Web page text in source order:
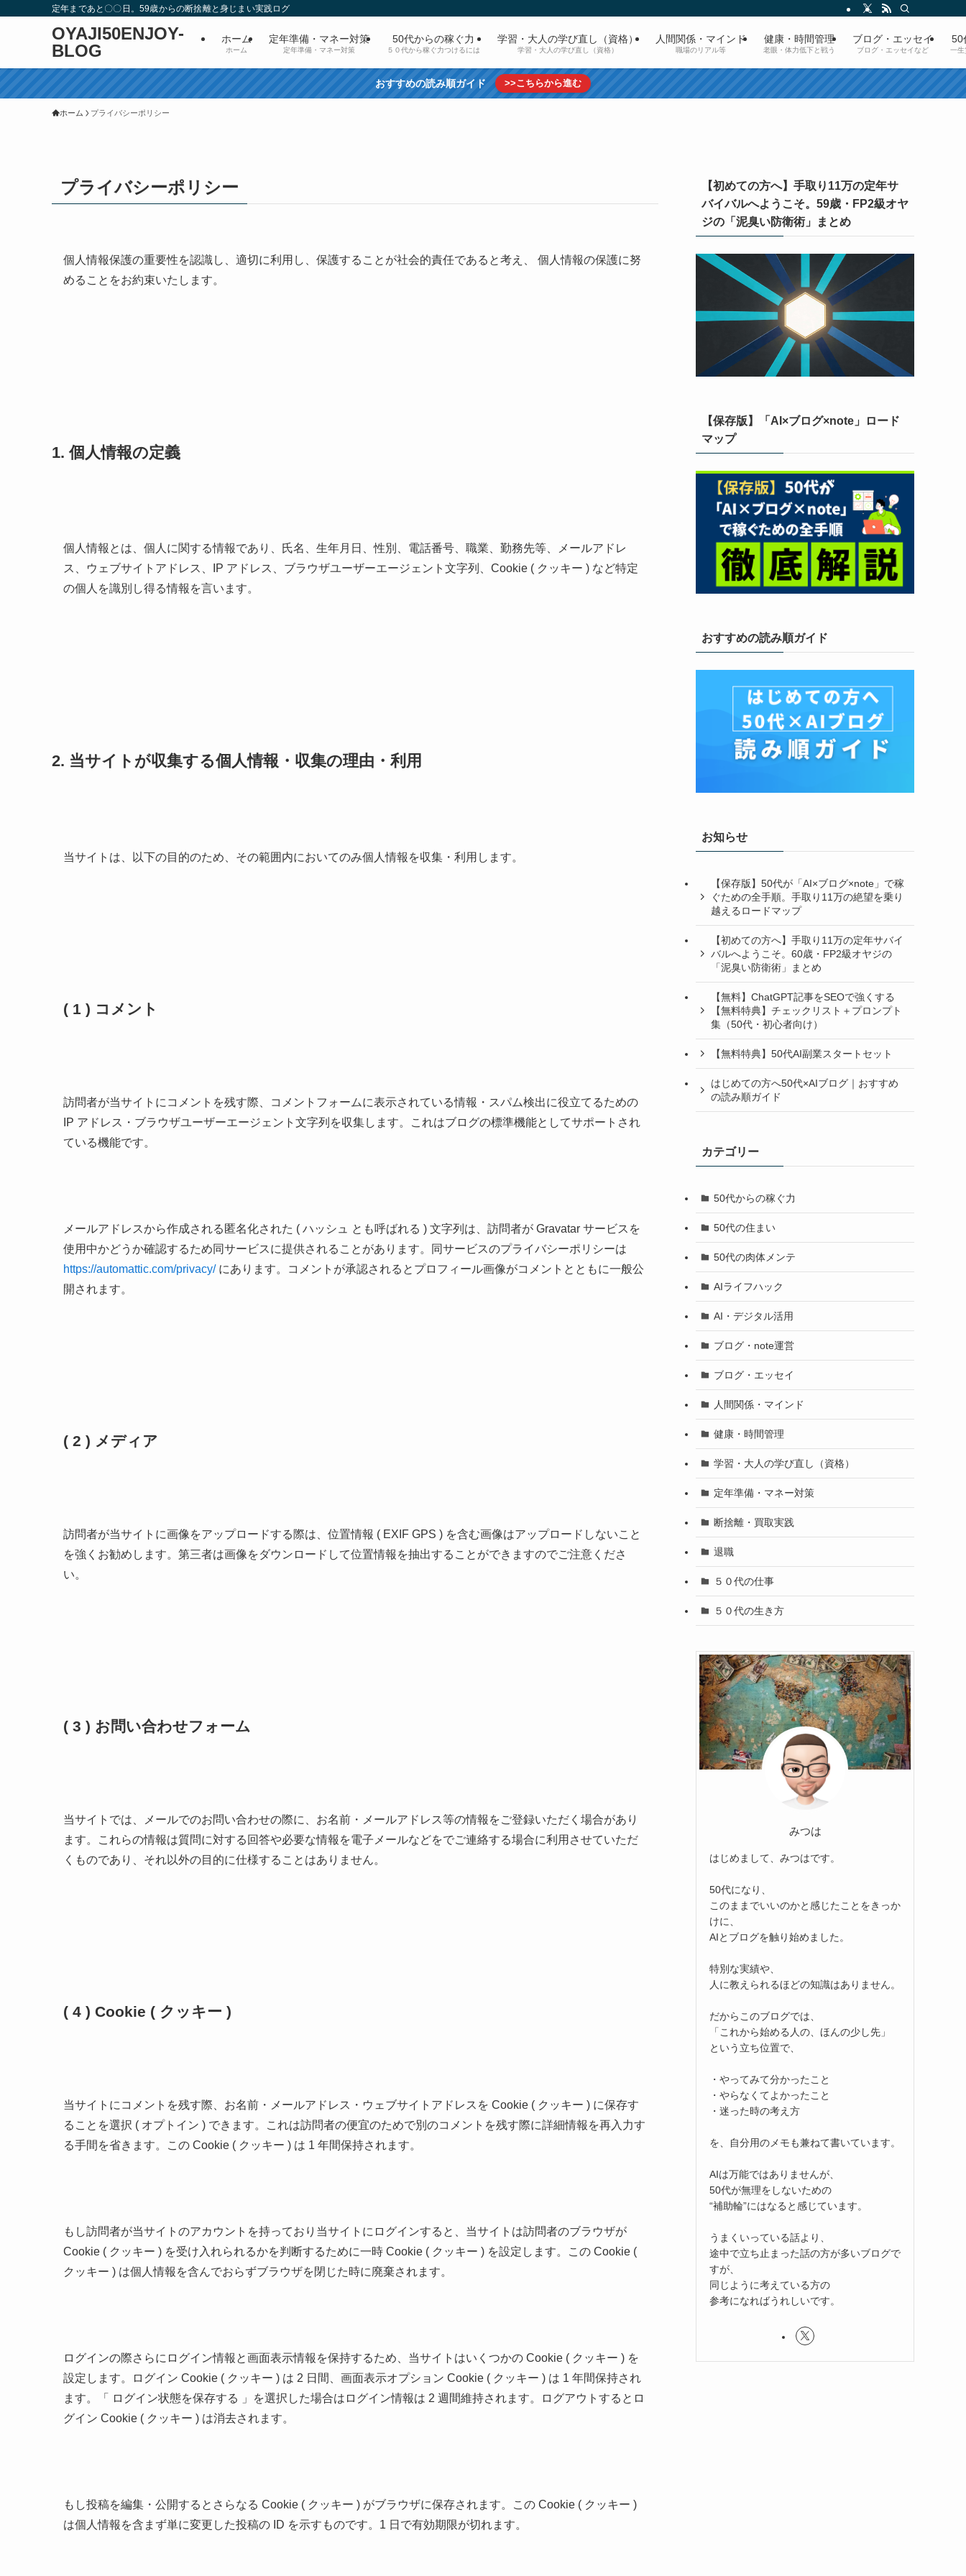
定年まであと〇〇日。59歳からの断捨離と身じまい実践ログ
OYAJI50ENJOY-
BLOG
ホーム
ホーム
定年準備・マネー対策
定年準備・マネー対策
50代からの稼ぐ力
５０代から稼ぐ力つけるには
学習・大人の学び直し（資格）
学習・大人の学び直し（資格）
人間関係・マインド
職場のリアル等
健康・時間管理
老眼・体力低下と戦う
ブログ・エッセイ
ブログ・エッセイなど
50
一生
おすすめの読み順ガイド >>こちらから進む
ホーム プライバシーポリシー
プライバシーポリシー
個人情報保護の重要性を認識し、適切に利用し、保護することが社会的責任であると考え、 個人情報の保護に努
めることをお約束いたします。
1. 個人情報の定義
個人情報とは、個人に関する情報であり、氏名、生年月日、性別、電話番号、職業、勤務先等、メールアドレ
ス、ウェブサイトアドレス、IP アドレス、ブラウザユーザーエージェント文字列、Cookie ( クッキー ) など特定
の個人を識別し得る情報を言います。
2. 当サイトが収集する個人情報・収集の理由・利用
当サイトは、以下の目的のため、その範囲内においてのみ個人情報を収集・利用します。
( 1 ) コメント
訪問者が当サイトにコメントを残す際、コメントフォームに表示されている情報・スパム検出に役立てるための
IP アドレス・ブラウザユーザーエージェント文字列を収集します。これはブログの標準機能としてサポートされ
ている機能です。
メールアドレスから作成される匿名化された ( ハッシュ とも呼ばれる ) 文字列は、訪問者が Gravatar サービスを
使用中かどうか確認するため同サービスに提供されることがあります。同サービスのプライバシーポリシーは
https://automattic.com/privacy/にあります。コメントが承認されるとプロフィール画像がコメントとともに一般公
開されます。
( 2 ) メディア
訪問者が当サイトに画像をアップロードする際は、位置情報 ( EXIF GPS ) を含む画像はアップロードしないこと
を強くお勧めします。第三者は画像をダウンロードして位置情報を抽出することができますのでご注意くださ
い。
( 3 ) お問い合わせフォーム
当サイトでは、メールでのお問い合わせの際に、お名前・メールアドレス等の情報をご登録いただく場合があり
ます。これらの情報は質問に対する回答や必要な情報を電子メールなどをでご連絡する場合に利用させていただ
くものであり、それ以外の目的に仕様することはありません。
( 4 ) Cookie ( クッキー )
当サイトにコメントを残す際、お名前・メールアドレス・ウェブサイトアドレスを Cookie ( クッキー ) に保存す
ることを選択 ( オプトイン ) できます。これは訪問者の便宜のためで別のコメントを残す際に詳細情報を再入力す
る手間を省きます。この Cookie ( クッキー ) は 1 年間保持されます。
もし訪問者が当サイトのアカウントを持っており当サイトにログインすると、当サイトは訪問者のブラウザが
Cookie ( クッキー ) を受け入れられるかを判断するために一時 Cookie ( クッキー ) を設定します。この Cookie (
クッキー ) は個人情報を含んでおらずブラウザを閉じた時に廃棄されます。
ログインの際さらにログイン情報と画面表示情報を保持するため、当サイトはいくつかの Cookie ( クッキー ) を
設定します。ログイン Cookie ( クッキー ) は 2 日間、画面表示オプション Cookie ( クッキー ) は 1 年間保持され
ます。「 ログイン状態を保存する 」を選択した場合はログイン情報は 2 週間維持されます。ログアウトするとロ
グイン Cookie ( クッキー ) は消去されます。
もし投稿を編集・公開するとさらなる Cookie ( クッキー ) がブラウザに保存されます。この Cookie ( クッキー )
は個人情報を含まず単に変更した投稿の ID を示すものです。1 日で有効期限が切れます。
【初めての方へ】手取り11万の定年サ
バイバルへようこそ。59歳・FP2級オヤ
ジの「泥臭い防衛術」まとめ
【保存版】「AI×ブログ×note」ロード
マップ
おすすめの読み順ガイド
お知らせ
【保存版】50代が「AI×ブログ×note」で稼
ぐための全手順。手取り11万の絶望を乗り
越えるロードマップ
【初めての方へ】手取り11万の定年サバイ
バルへようこそ。60歳・FP2級オヤジの
「泥臭い防衛術」まとめ
【無料】ChatGPT記事をSEOで強くする
【無料特典】チェックリスト＋プロンプト
集（50代・初心者向け）
【無料特典】50代AI副業スタートセット
はじめての方へ50代×AIブログ｜おすすめ
の読み順ガイド
カテゴリー
50代からの稼ぐ力
50代の住まい
50代の肉体メンテ
AIライフハック
AI・デジタル活用
ブログ・note運営
ブログ・エッセイ
人間関係・マインド
健康・時間管理
学習・大人の学び直し（資格）
定年準備・マネー対策
断捨離・買取実践
退職
５０代の仕事
５０代の生き方
みつは
はじめまして、みつはです。
50代になり、
このままでいいのかと感じたことをきっか
けに、
AIとブログを触り始めました。
特別な実績や、
人に教えられるほどの知識はありません。
だからこのブログでは、
「これから始める人の、ほんの少し先」
という立ち位置で、
・やってみて分かったこと
・やらなくてよかったこと
・迷った時の考え方
を、自分用のメモも兼ねて書いています。
AIは万能ではありませんが、
50代が無理をしないための
“補助輪”にはなると感じています。
うまくいっている話より、
途中で立ち止まった話の方が多いブログで
すが、
同じように考えている方の
参考になればうれしいです。